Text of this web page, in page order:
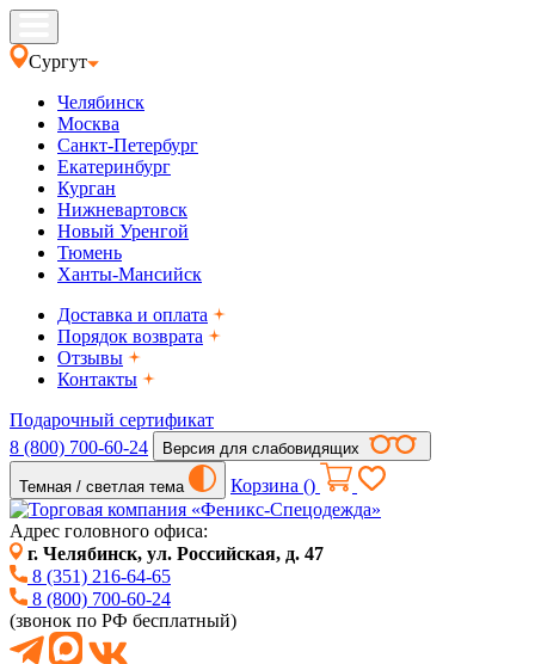
Сургут
Челябинск
Москва
Санкт-Петербург
Екатеринбург
Курган
Нижневартовск
Новый Уренгой
Тюмень
Ханты-Мансийск
Доставка и оплата
Порядок возврата
Отзывы
Контакты
Подарочный сертификат
8 (800) 700-60-24
Версия для слабовидящих
Темная / светлая тема Корзина ()
Адрес головного офиса:
г. Челябинск, ул. Российская, д. 47
8 (351) 216-64-65
8 (800) 700-60-24
(звонок по РФ бесплатный)